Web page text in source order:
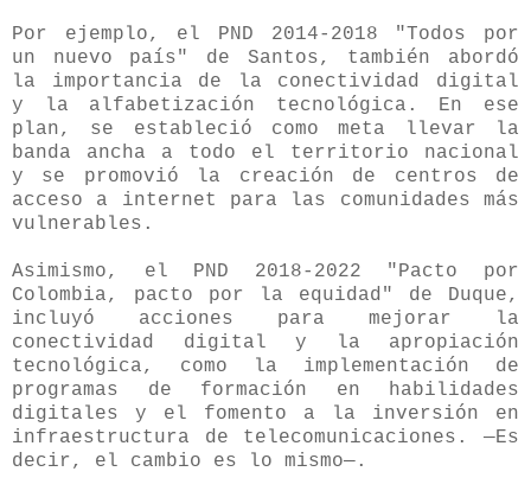
Por ejemplo, el PND 2014-2018 "Todos por
un nuevo país" de Santos, también abordó
la importancia de la conectividad digital
y la alfabetización tecnológica. En ese
plan, se estableció como meta llevar la
banda ancha a todo el territorio nacional
y se promovió la creación de centros de
acceso a internet para las comunidades más
vulnerables.
Asimismo, el PND 2018-2022 "Pacto por
Colombia, pacto por la equidad" de Duque,
incluyó acciones para mejorar la
conectividad digital y la apropiación
tecnológica, como la implementación de
programas de formación en habilidades
digitales y el fomento a la inversión en
infraestructura de telecomunicaciones. —Es
decir, el cambio es lo mismo—.